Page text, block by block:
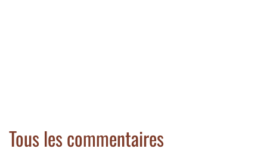
Tous les commentaires